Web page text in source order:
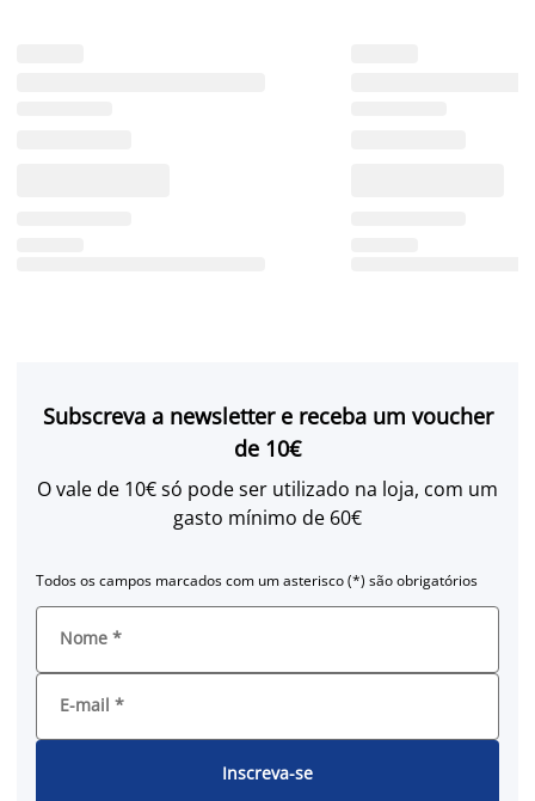
Subscreva a newsletter e receba um voucher
de 10€
O vale de 10€ só pode ser utilizado na loja, com um
gasto mínimo de 60€
Todos os campos marcados com um asterisco (*) são obrigatórios
Nome *
E-mail *
Inscreva-se